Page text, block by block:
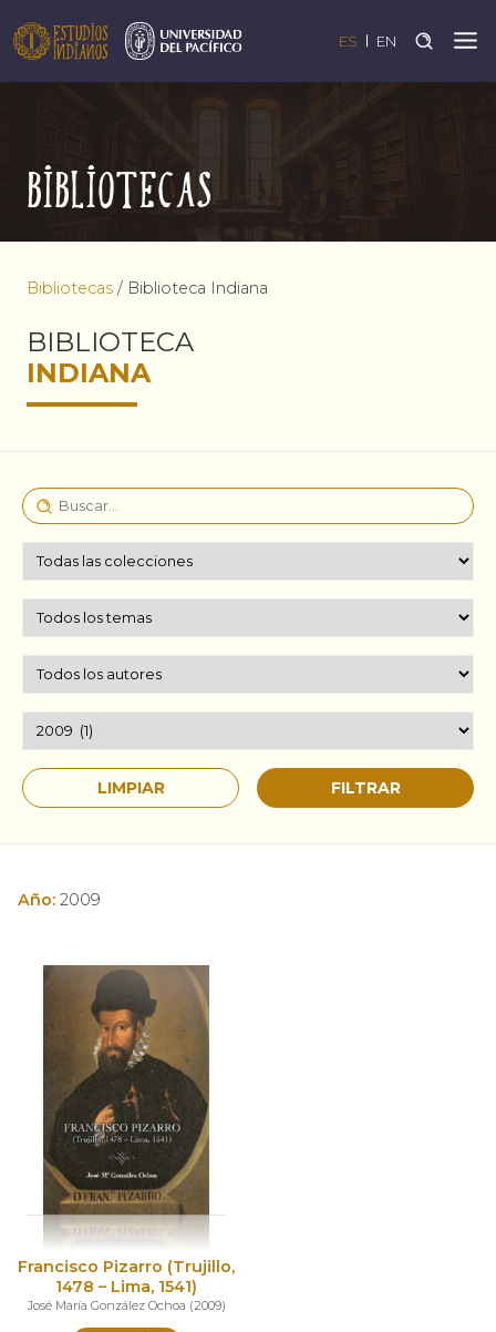
ES EN
Bibliotecas
Bibliotecas / Biblioteca Indiana
BIBLIOTECA
INDIANA
Año: 2009
Francisco Pizarro (Trujillo,
1478 – Lima, 1541)
José María González Ochoa (2009)